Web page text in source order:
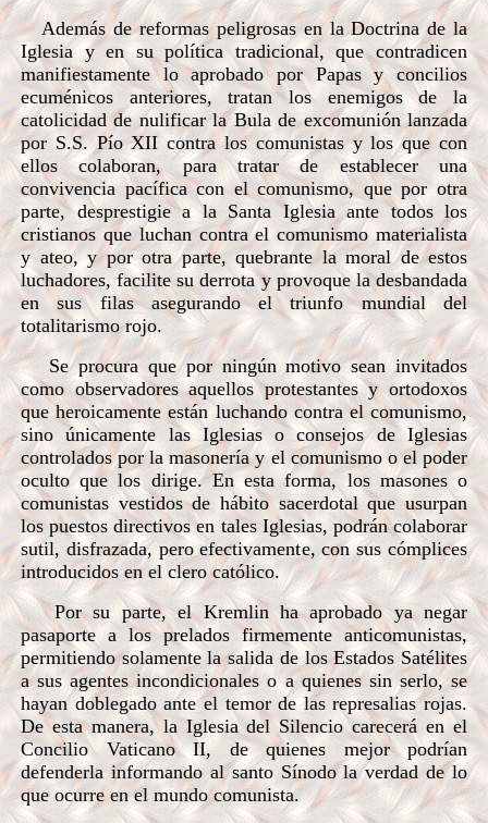
Además de reformas peligrosas en la Doctrina de la
Iglesia y en su política tradicional, que contradicen
manifiestamente lo aprobado por Papas y concilios
ecuménicos anteriores, tratan los enemigos de la
catolicidad de nulificar la Bula de excomunión lanzada
por S.S. Pío XII contra los comunistas y los que con
ellos colaboran, para tratar de establecer una
convivencia pacífica con el comunismo, que por otra
parte, desprestigie a la Santa Iglesia ante todos los
cristianos que luchan contra el comunismo materialista
y ateo, y por otra parte, quebrante la moral de estos
luchadores, facilite su derrota y provoque la desbandada
en sus filas asegurando el triunfo mundial del
totalitarismo rojo.
Se procura que por ningún motivo sean invitados
como observadores aquellos protestantes y ortodoxos
que heroicamente están luchando contra el comunismo,
sino únicamente las Iglesias o consejos de Iglesias
controlados por la masonería y el comunismo o el poder
oculto que los dirige. En esta forma, los masones o
comunistas vestidos de hábito sacerdotal que usurpan
los puestos directivos en tales Iglesias, podrán colaborar
sutil, disfrazada, pero efectivamente, con sus cómplices
introducidos en el clero católico.
Por su parte, el Kremlin ha aprobado ya negar
pasaporte a los prelados firmemente anticomunistas,
permitiendo solamente la salida de los Estados Satélites
a sus agentes incondicionales o a quienes sin serlo, se
hayan doblegado ante el temor de las represalias rojas.
De esta manera, la Iglesia del Silencio carecerá en el
Concilio Vaticano II, de quienes mejor podrían
defenderla informando al santo Sínodo la verdad de lo
que ocurre en el mundo comunista.